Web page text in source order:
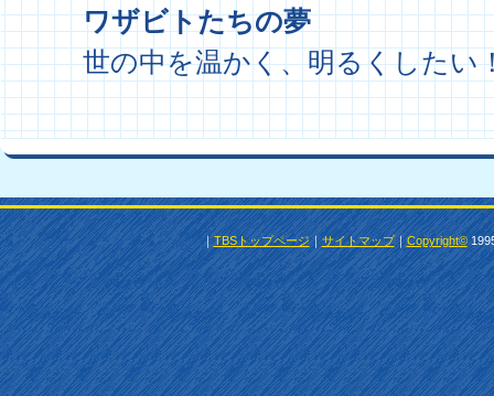
ワザビトたちの夢
世の中を温かく、明るくしたい
｜ TBSトップページ ｜ サイトマップ｜ Copyright©